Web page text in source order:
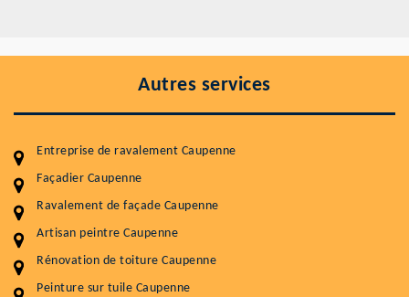
Autres services
Entreprise de ravalement Caupenne
Façadier Caupenne
Ravalement de façade Caupenne
Artisan peintre Caupenne
Rénovation de toiture Caupenne
Peinture sur tuile Caupenne
Entretenir votre toiture, c'est préserver sa
durabilité
Plus de 15 ans d'expérience en couverture et facade